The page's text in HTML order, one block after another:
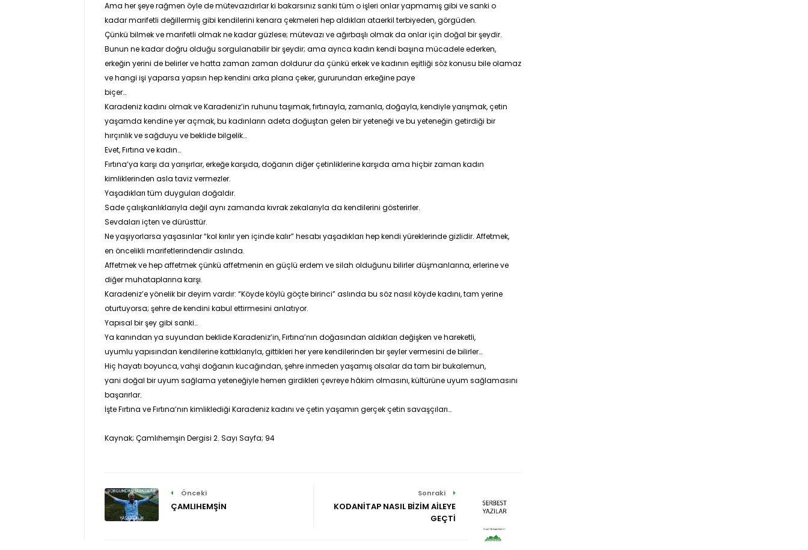
Ama her şeye rağmen öyle de mütevazıdırlar ki bakarsınız sanki tüm o işleri onlar yapmamış gibi ve sanki o
kadar marifetli değillermiş gibi kendilerini kenara çekmeleri hep aldıkları ataerkil terbiyeden, görgüden.
Çünkü bilmek ve marifetli olmak ne kadar güzlese; mütevazı ve ağırbaşlı olmak da onlar için doğal bir şeydir.
Bunun ne kadar doğru olduğu sorgulanabilir bir şeydir; ama ayrıca kadın kendi başına mücadele ederken,
erkeğin yerini de belirler ve hatta zaman zaman doldurur da çünkü erkek ve kadının eşitliği söz konusu bile olamaz
ve hangi işi yaparsa yapsın hep kendini arka plana çeker, gururundan erkeğine paye
biçer…
Karadeniz kadını olmak ve Karadeniz’in ruhunu taşımak, fırtınayla, zamanla, doğayla, kendiyle yarışmak, çetin
yaşamda kendine yer açmak, bu kadınların adeta doğuştan gelen bir yeteneği ve bu yeteneğin getirdiği bir
hırçınlık ve sağduyu ve beklide bilgelik…
Evet, Fırtına ve kadın…
Fırtına’ya karşı da yarışırlar, erkeğe karşıda, doğanın diğer çetinliklerine karşıda ama hiçbir zaman kadın
kimliklerinden asla taviz vermezler.
Yaşadıkları tüm duyguları doğaldır.
Sade çalışkanlıklarıyla değil aynı zamanda kıvrak zekalarıyla da kendilerini gösterirler.
Sevdaları içten ve dürüsttür.
Ne yaşıyorlarsa yaşasınlar “kol kırılır yen içinde kalır” hesabı yaşadıkları hep kendi yüreklerinde gizlidir. Affetmek,
en öncelikli marifetlerindendir aslında.
Affetmek ve hep affetmek çünkü affetmenin en güçlü erdem ve silah olduğunu bilirler düşmanlarına, erlerine ve
diğer muhataplarına karşı.
Karadeniz’e yönelik bir deyim vardır: “Köyde köylü göçte birinci” aslında bu söz nasıl köyde kadını, tam yerine
oturtuyorsa; şehre de kendini kabul ettirmesini anlatıyor.
Yapısal bir şey gibi sanki…
Ya kanından ya suyundan beklide Karadeniz’in, Fırtına’nın doğasından aldıkları değişken ve hareketli,
uyumlu yapısından kendilerine kattıklarıyla, gittikleri her yere kendilerinden bir şeyler vermesini de bilirler…
Hiç hayatı boyunca, vahşi doğanın kucağından, şehre inmeden yaşamış olsalar da tam bir bukalemun,
yani doğal bir uyum sağlama yeteneğiyle hemen girdikleri çevreye hâkim olmasını, kültürüne uyum sağlamasını
başarırlar.
İşte Fırtına ve Fırtına’nın kimliklediği Karadeniz kadını ve çetin yaşamın gerçek çetin savaşçıları…
Kaynak; Çamlıhemşin Dergisi 2. Sayı Sayfa; 94
Önceki
ÇAMLIHEMŞİN
Sonraki
KODANİTAP NASIL BİZİM AİLEYE
GEÇTİ